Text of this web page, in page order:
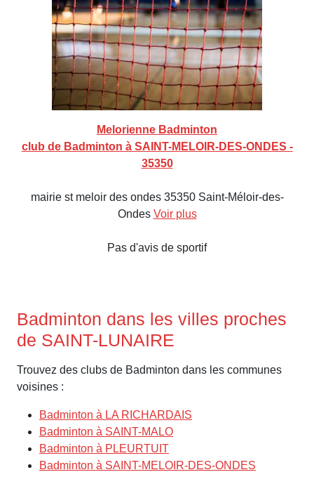
Melorienne Badminton
club de Badminton à SAINT-MELOIR-DES-ONDES -
35350
mairie st meloir des ondes 35350 Saint-Méloir-des-
Ondes Voir plus
Pas d'avis de sportif
Badminton dans les villes proches
de SAINT-LUNAIRE
Trouvez des clubs de Badminton dans les communes
voisines :
Badminton à LA RICHARDAIS
Badminton à SAINT-MALO
Badminton à PLEURTUIT
Badminton à SAINT-MELOIR-DES-ONDES